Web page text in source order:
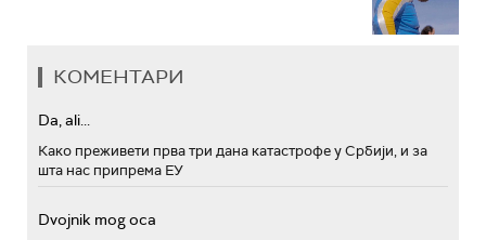
КОМЕНТАРИ
Da, ali...
Како преживети прва три дана катастрофе у Србији, и за
шта нас припрема ЕУ
Dvojnik mog oca